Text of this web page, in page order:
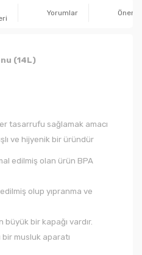
Yorumlar
(14L)
tasarrufu sağlamak amacı
ve hijyenik bir üründür
edilmiş olan ürün BPA
olup yıpranma ve
büyük bir kapağı vardır.
musluk aparatı